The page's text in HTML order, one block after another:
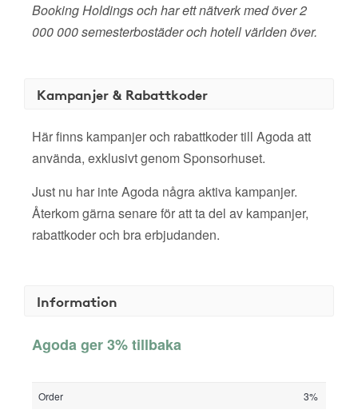
Booking Holdings och har ett nätverk med över 2
000 000 semesterbostäder och hotell världen över.
Kampanjer & Rabattkoder
Här finns kampanjer och rabattkoder till Agoda att
använda, exklusivt genom Sponsorhuset.
Just nu har inte Agoda några aktiva kampanjer.
Återkom gärna senare för att ta del av kampanjer,
rabattkoder och bra erbjudanden.
Information
Agoda ger 3% tillbaka
Order 3%